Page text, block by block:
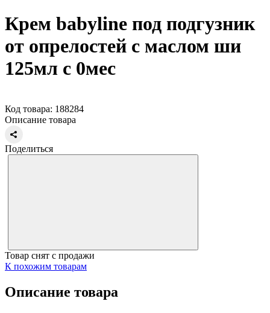
Крем babyline под подгузник
от опрелостей с маслом ши
125мл с 0мес
Код товара: 188284
Описание товара
Поделиться
Товар снят с продажи
К похожим товарам
Описание товара